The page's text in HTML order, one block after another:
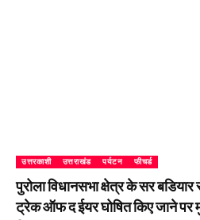
उत्तरकाशी उत्तराखंड पर्यटन फीचर्ड
पुरोला विधानसभा क्षेत्र के सर
ट्रेक ऑफ द ईयर घोषित किए जाने पर